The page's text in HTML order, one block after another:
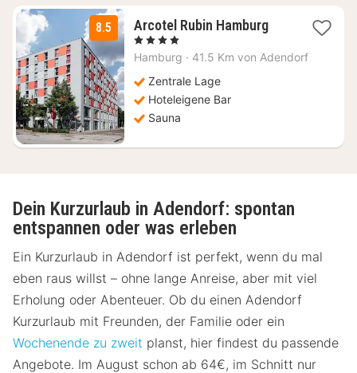
8.5 Arcotel Rubin Hamburg1
ab
, 4 Sterne
Hamburg · 41.5 Km von Adendorf
Zentrale Lage
Hoteleigene Bar
Sauna
Dein Kurzurlaub in Adendorf: spontan
entspannen oder was erleben
Ein Kurzurlaub in Adendorf ist perfekt, wenn du mal
eben raus willst – ohne lange Anreise, aber mit viel
Erholung oder Abenteuer. Ob du einen Adendorf
Kurzurlaub mit Freunden, der Familie oder ein
Wochenende zu zweit planst, hier findest du passende
Angebote. Im August schon ab 64€, im Schnitt nur